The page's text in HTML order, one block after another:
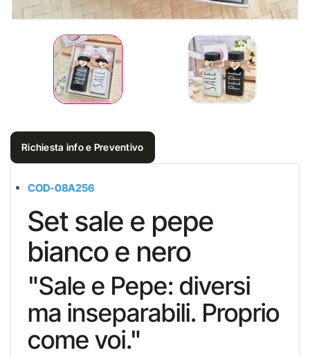
Richiesta info e Preventivo
COD-08A256
Set sale e pepe
bianco e nero
"Sale e Pepe: diversi
ma inseparabili. Proprio
come voi."